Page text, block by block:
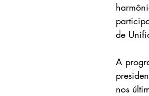
de
A
nos